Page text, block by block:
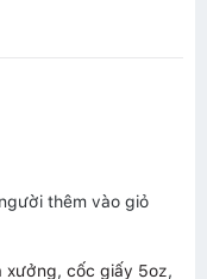
người thêm vào giỏ
xưởng, cốc giấy 5oz,